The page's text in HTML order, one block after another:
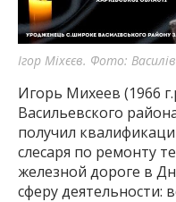
Ігор Міхєєв. Фото:
Игорь Михеев (1966
Васильевского
получил
слесаря по ремонту
железной дороге в
сферу деятельности: